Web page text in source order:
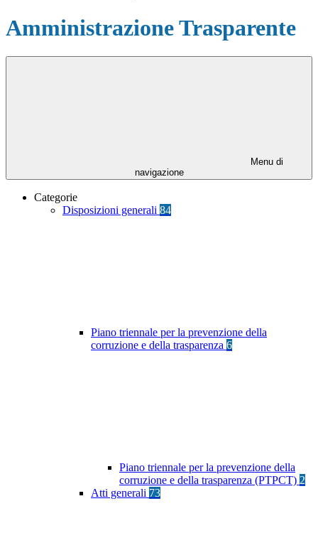
Amministrazione Trasparente
Menu di
navigazione
Categorie
Disposizioni generali 84
Piano triennale per la prevenzione della
corruzione e della trasparenza 6
Piano triennale per la prevenzione della
corruzione e della trasparenza (PTPCT) 2
Atti generali 73